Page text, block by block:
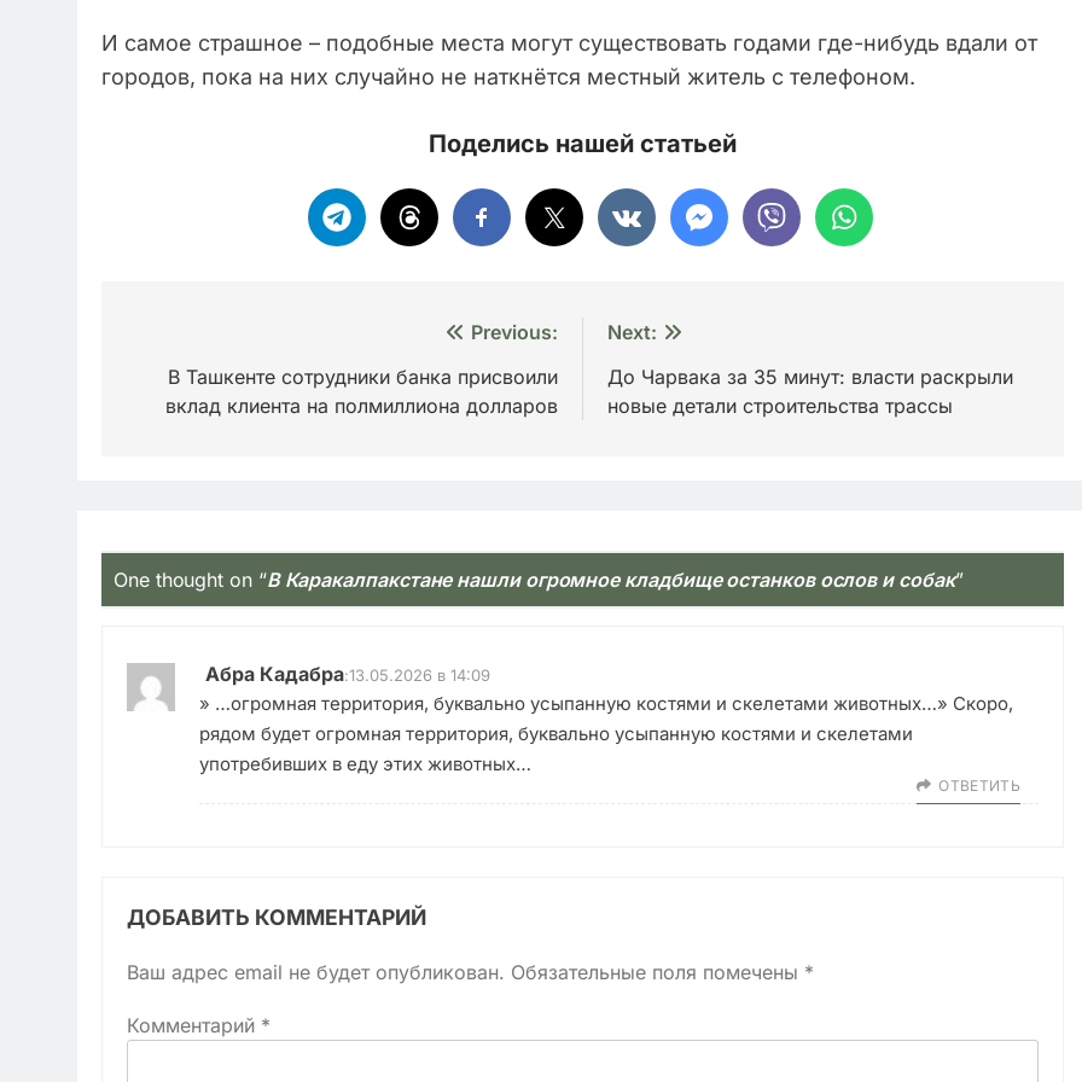
И самое страшное – подобные места могут существовать годами где-нибудь вдали от
городов, пока на них случайно не наткнётся местный житель с телефоном.
Поделись нашей статьей
записям
Previous:
В Ташкенте сотрудники банка присвоили
вклад клиента на полмиллиона долларов
Next:
До Чарвака за 35 минут: власти раскрыли
новые детали строительства трассы
One thought on “В Каракалпакстане нашли огромное кладбище останков ослов и собак”
Абра Кадабра:13.05.2026 в 14:09
» …огромная территория, буквально усыпанную костями и скелетами животных…» Скоро,
рядом будет огромная территория, буквально усыпанную костями и скелетами
употребивших в еду этих животных…
ОТВЕТИТЬ
ДОБАВИТЬ КОММЕНТАРИЙ
Ваш адрес email не будет опубликован. Обязательные поля помечены *
Комментарий *